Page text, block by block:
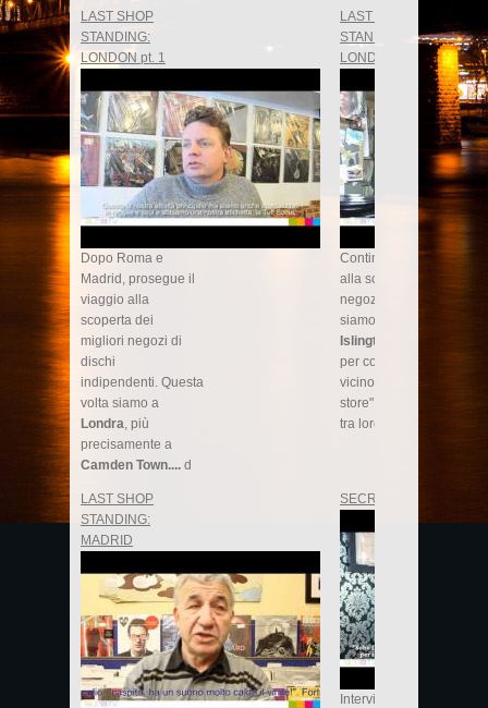
LAST SHOP
STANDING:
LONDON pt. 1
Dopo Roma e
Madrid, prosegue il
viaggio alla
scoperta dei
migliori negozi di
dischi
indipendenti. Questa
volta siamo a
Londra, più
precisamente a
Camden Town.... d
LAST SHOP
STANDING:
LONDON pt. 2
Continua il viaggio
alla scoperta dei
negozi di dischi:
siamo ad
Islington
per conoscere da
vicino due "record
store" molto diversi
tra loro...
LAST SHOP
STANDING:
MADRID
SECRET AFFAIR
Intervista a